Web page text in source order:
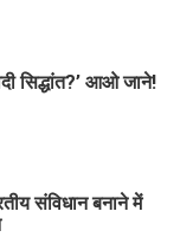
सिद्धांत?’ आओ जाने!
संविधान बनाने में